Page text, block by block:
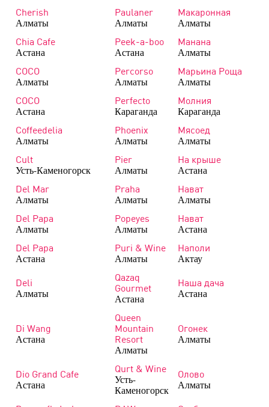
Cherish
Алматы
Paulaner
Алматы
Макаронная
Алматы
Chia Cafe
Астана
Peek-a-boo
Астана
Манана
Алматы
COCO
Алматы
Percorso
Алматы
Марьина Роща
Алматы
COCO
Астана
Perfecto
Караганда
Молния
Караганда
Coffeedelia
Алматы
Phoenix
Алматы
Мясоед
Алматы
Cult
Усть-Каменогорск
Pier
Алматы
На крыше
Астана
Del Mar
Алматы
Praha
Алматы
Нават
Алматы
Del Papa
Алматы
Popeyes
Алматы
Нават
Астана
Del Papa
Астана
Puri & Wine
Алматы
Наполи
Актау
Deli
Алматы
Qazaq
Gourmet
Астана
Наша дача
Астана
Di Wang
Астана
Queen
Mountain
Resort
Алматы
Огонек
Алматы
Dio Grand Cafe
Астана
Qurt & Wine
Усть-
Каменогорск
Олово
Алматы